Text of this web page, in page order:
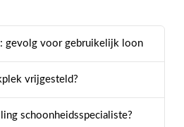
gevolg voor gebruikelijk loon
vrijgesteld?
schoonheidsspecialiste?